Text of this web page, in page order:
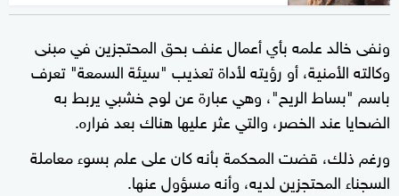
ونفى خالد علمه بأي أعمال عنف بحق المحتجزين في مبنى
وكالته الأمنية، ⁠أو رؤيته لأداة ‌تعذيب "سيئة السمعة" تعرف
باسم "بساط الريح"، وهي عبارة عن لوح خشبي ⁠يربط به
الضحايا عند الخصر، والتي عثر عليها هناك بعد ⁠فراره.
ورغم ذلك، قضت المحكمة بأنه كان على علم بسوء معاملة
السجناء المحتجزين لديه، وأنه ​مسؤول عنها.